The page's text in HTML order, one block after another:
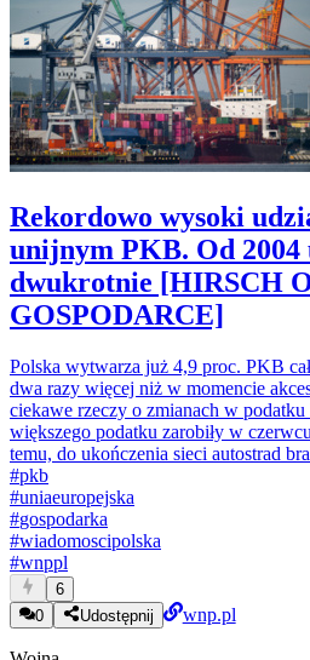
Rekordowo wysoki
unijnym PKB. Od 2004
dwukrotnie [HIRSCH
GOSPODARCE]
Polska wytwarza już 4,9 proc. PKB
dwa razy więcej niż w momencie
ciekawe rzeczy o zmianach w
większego podatku zarobiły w
temu, do ukończenia sieci autostrad
#pkb
#uniaeuropejska
#gospodarka
#wiadomoscipolska
#wnppl
6
0
Udostępnij wnp.pl